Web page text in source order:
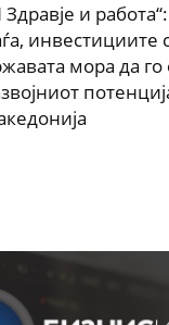
Здравје и
инвестициите
мора да го